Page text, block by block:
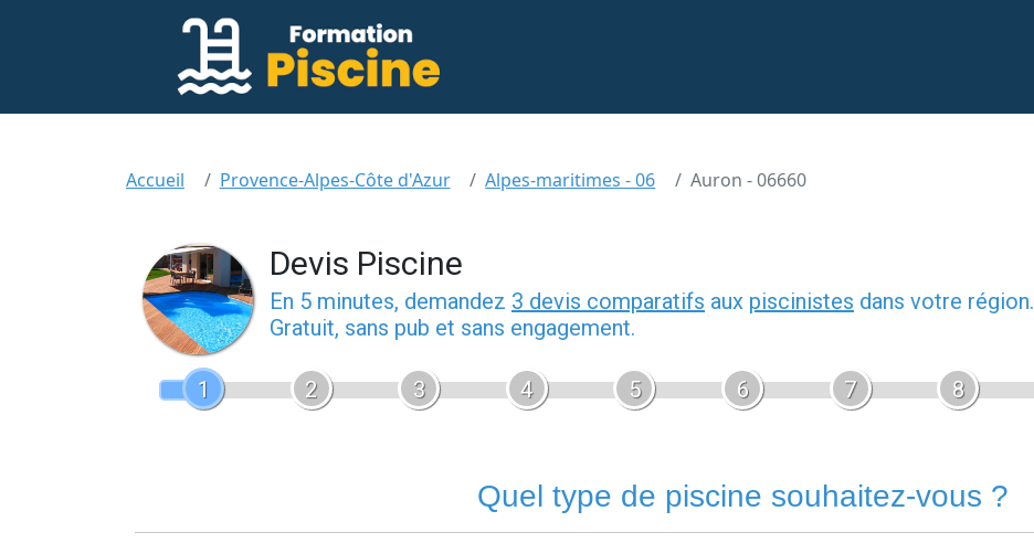
Accueil Provence-Alpes-Côte d'Azur Alpes-maritimes - 06 Auron - 06660
Devis Piscine
En 5 minutes, demandez 3 devis comparatifs aux piscinistes dans votre région.
Gratuit, sans pub et sans engagement.
1 2 3 4 5 6 7 8
Quel type de piscine souhaitez-vous ?